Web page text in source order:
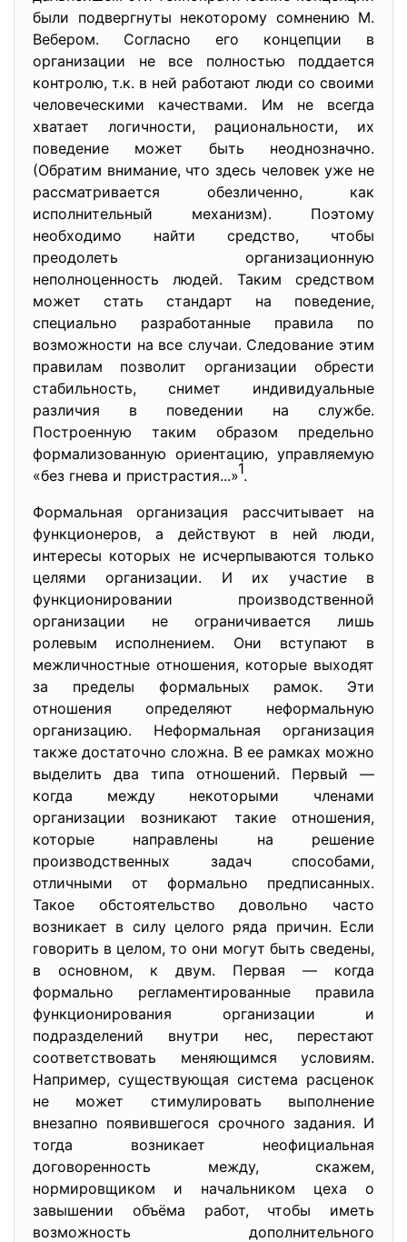
были подвергнуты некоторому сомнению М.
Вебером. Согласно его концепции в
организации не все полностью поддается
контролю, т.к. в ней работают люди со своими
человеческими качествами. Им не всегда
хватает логичности, рациональности, их
поведение может быть неоднозначно.
(Обратим внимание, что здесь человек уже не
рассматривается обезличенно, как
исполнительный механизм). Поэтому
необходимо найти средство, чтобы
преодолеть организационную
неполноценность людей. Таким средством
может стать стандарт на поведение,
специально разработанные правила по
возможности на все случаи. Следование этим
правилам позволит организации обрести
стабильность, снимет индивидуальные
различия в поведении на службе.
Построенную таким образом предельно
формализованную ориентацию, управляемую
«без гнева и пристрастия...»1.
Формальная организация рассчитывает на
функционеров, а действуют в ней люди,
интересы которых не исчерпываются только
целями организации. И их участие в
функционировании производственной
организации не ограничивается лишь
ролевым исполнением. Они вступают в
межличностные отношения, которые выходят
за пределы формальных рамок. Эти
отношения определяют неформальную
организацию. Неформальная организация
также достаточно сложна. В ее рамках можно
выделить два типа отношений. Первый —
когда между некоторыми членами
организации возникают такие отношения,
которые направлены на решение
производственных задач способами,
отличными от формально предписанных.
Такое обстоятельство довольно часто
возникает в силу целого ряда причин. Если
говорить в целом, то они могут быть сведены,
в основном, к двум. Первая — когда
формально регламентированные правила
функционирования организации и
подразделений внутри нес, перестают
соответствовать меняющимся условиям.
Например, существующая система расценок
не может стимулировать выполнение
внезапно появившегося срочного задания. И
тогда возникает неофициальная
договоренность между, скажем,
нормировщиком и начальником цеха о
завышении объёма работ, чтобы иметь
возможность дополнительного